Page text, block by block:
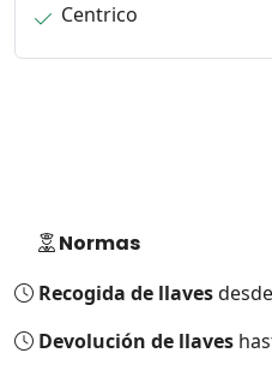
Centrico
Normas
Recogida de llaves
Devolución de llaves